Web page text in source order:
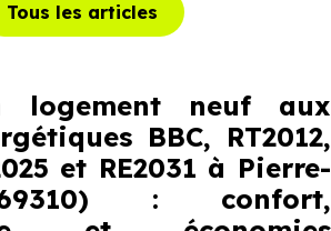
Tous les articles
logement neuf aux
BBC, RT2012,
et RE2031 à Pierre-
: confort,